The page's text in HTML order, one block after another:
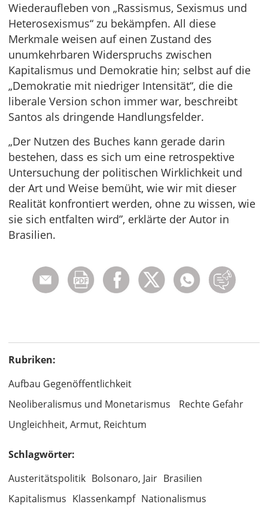
Wiederaufleben von „Rassismus, Sexismus und
Heterosexismus“ zu bekämpfen. All diese
Merkmale weisen auf einen Zustand des
unumkehrbaren Widerspruchs zwischen
Kapitalismus und Demokratie hin; selbst auf die
„Demokratie mit niedriger Intensität“, die die
liberale Version schon immer war, beschreibt
Santos als dringende Handlungsfelder.
„Der Nutzen des Buches kann gerade darin
bestehen, dass es sich um eine retrospektive
Untersuchung der politischen Wirklichkeit und
der Art und Weise bemüht, wie wir mit dieser
Realität konfrontiert werden, ohne zu wissen, wie
sie sich entfalten wird”, erklärte der Autor in
Brasilien.
Rubriken:
Aufbau Gegenöffentlichkeit
Neoliberalismus und Monetarismus
Rechte Gefahr
Ungleichheit, Armut, Reichtum
Schlagwörter:
Austeritätspolitik Bolsonaro, Jair Brasilien
Kapitalismus Klassenkampf Nationalismus